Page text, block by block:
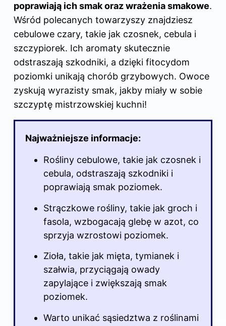
poprawiają ich smak oraz wrażenia smakowe.
Wśród polecanych towarzyszy znajdziesz
cebulowe czary, takie jak czosnek, cebula i
szczypiorek. Ich aromaty skutecznie
odstraszają szkodniki, a dzięki fitocydom
poziomki unikają chorób grzybowych. Owoce
zyskują wyrazisty smak, jakby miały w sobie
szczyptę mistrzowskiej kuchni!
Najważniejsze informacje:
Rośliny cebulowe, takie jak czosnek i
cebula, odstraszają szkodniki i
poprawiają smak poziomek.
Strączkowe rośliny, takie jak groch i
fasola, wzbogacają glebę w azot, co
sprzyja wzrostowi poziomek.
Zioła, takie jak mięta, tymianek i
szałwia, przyciągają owady
zapylające i zwiększają smak
poziomek.
Warto unikać sąsiedztwa z roślinami